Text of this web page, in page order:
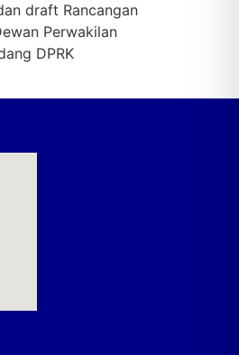
draft Rancangan
Perwakilan
DPRK